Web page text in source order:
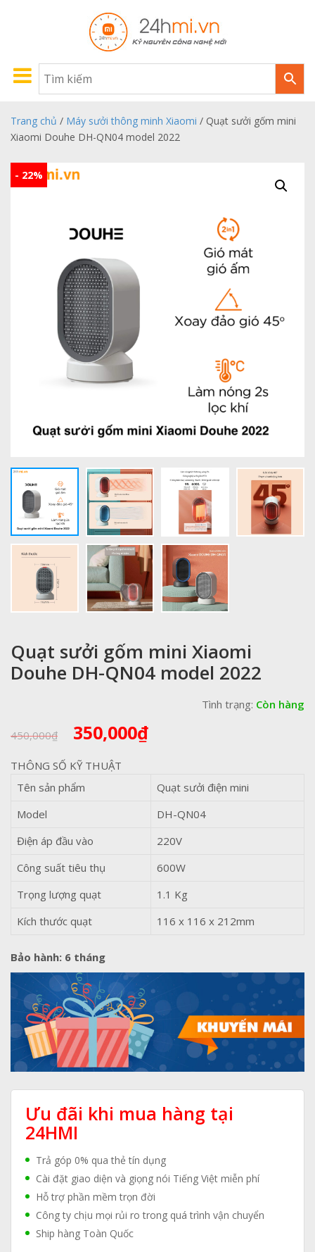
Trang chủ / Máy sưởi thông minh Xiaomi / Quạt sưởi gốm mini
Xiaomi Douhe DH-QN04 model 2022
- 22%
Quạt sưởi gốm mini Xiaomi
Douhe DH-QN04 model 2022
Tình trạng: Còn hàng
450,000₫ Giá
gốc
là:
450,000₫.
350,000₫Giá
là:
350,000₫.
THÔNG SỐ KỸ THUẬT
Tên sản phẩm
Quạt sưởi điện mini
Model
DH-QN04
Điện áp đầu vào
220V
Công suất tiêu thụ
600W
Trọng lượng quạt
1.1 Kg
Kích thước quạt
116 x 116 x 212mm
Bảo hành: 6 tháng
Ưu đãi khi mua hàng tại
24HMI
Trả góp 0% qua thẻ tín dụng
Cài đặt giao diện và giọng nói Tiếng Việt miễn phí
Hỗ trợ phần mềm trọn đời
Công ty chịu mọi rủi ro trong quá trình vận chuyển
Ship hàng Toàn Quốc